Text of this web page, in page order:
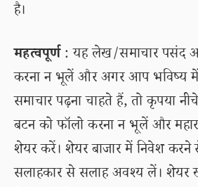
है।
महत्वपूर्ण: यह लेख/समाचार पसंद
करना न भूलें और अगर आप भविष्य
समाचार पढ़ना चाहते हैं, तो कृपया
बटन को फॉलो करना न भूलें और
शेयर करें। शेयर बाजार में निवेश करने
सलाहकार से सलाह अवश्य लें। शेयर